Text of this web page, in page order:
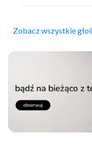
Zobacz wszystkie